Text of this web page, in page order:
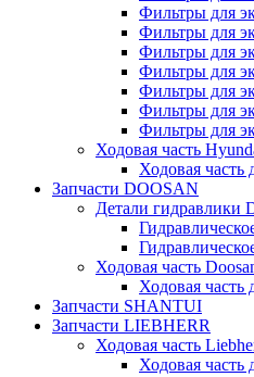
Фильтры для
Фильтры для
Фильтры для
Фильтры для
Фильтры для
Фильтры для
Фильтры для
Ходовая часть
Ходовая часть
Запчасти DOOSAN
Детали гидравлики
Ходовая часть
Ходовая часть
Запчасти SHANTUI
Запчасти LIEBHERR
Ходовая часть
Ходовая часть